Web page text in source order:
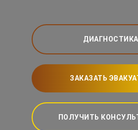
ДИАГНОСТИКА
ЗАКАЗАТЬ
ПОЛУЧИТЬ